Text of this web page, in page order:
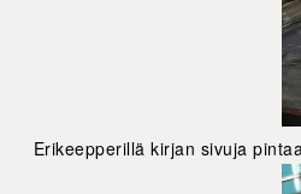
Erikeepperillä kirjan sivuja